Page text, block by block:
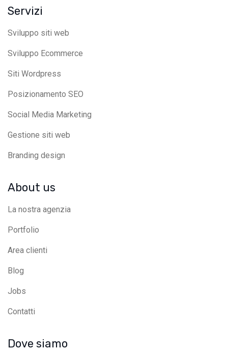
Servizi
Sviluppo siti web
Sviluppo Ecommerce
Siti Wordpress
Posizionamento SEO
Social Media Marketing
Gestione siti web
Branding design
About us
La nostra agenzia
Portfolio
Area clienti
Blog
Jobs
Contatti
Dove siamo